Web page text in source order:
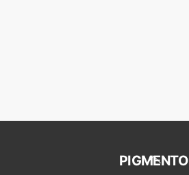
Back
To
PIGMENTO